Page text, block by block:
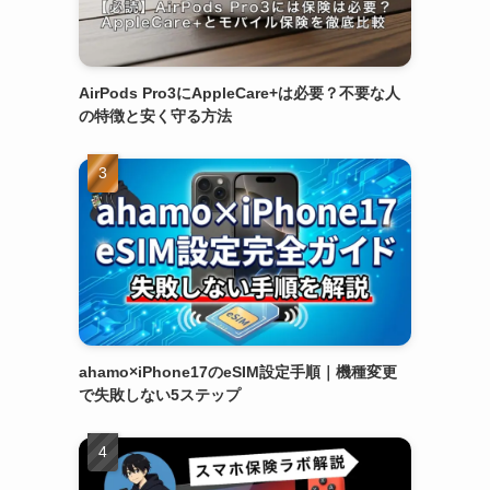
AirPods Pro3にAppleCare+は必要？不要な人
の特徴と安く守る方法
ahamo×iPhone17のeSIM設定手順｜機種変更
で失敗しない5ステップ